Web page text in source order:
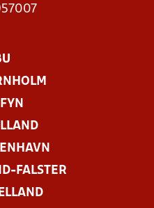
FALSTER